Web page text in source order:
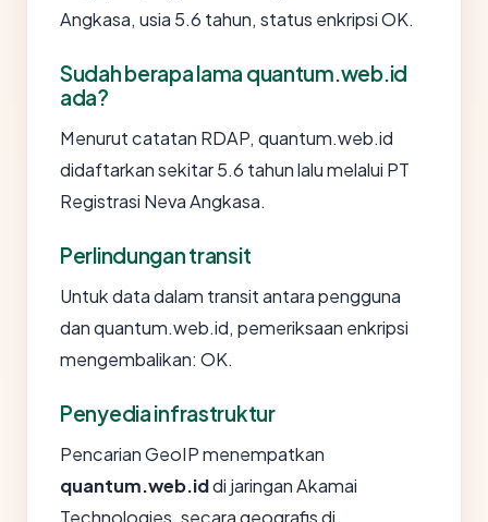
Angkasa, usia 5.6 tahun, status enkripsi OK.
Sudah berapa lama quantum.web.id
ada?
Menurut catatan RDAP, quantum.web.id
didaftarkan sekitar 5.6 tahun lalu melalui PT
Registrasi Neva Angkasa.
Perlindungan transit
Untuk data dalam transit antara pengguna
dan quantum.web.id, pemeriksaan enkripsi
mengembalikan: OK.
Penyedia infrastruktur
Pencarian GeoIP menempatkan
quantum.web.iddi jaringan Akamai
Technologies, secara geografis di